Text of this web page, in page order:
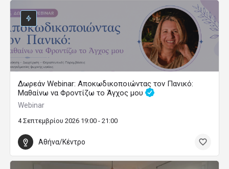
Δωρεάν Webinar: Αποκωδικοποιώντας τον Πανικό:
Μαθαίνω να Φροντίζω το Άγχος μου
Webinar
4 Σεπτεμβρίου 2026 19:00 - 21:00
Αθήνα/Κέντρο